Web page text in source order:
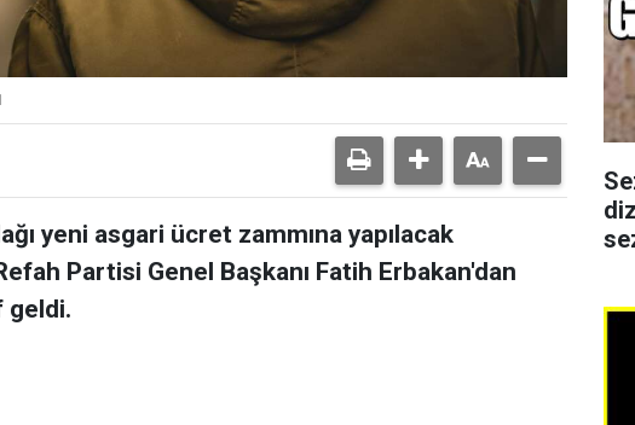
yeni asgari ücret zammına yapılacak
Partisi Genel Başkanı Fatih Erbakan'dan
geldi.